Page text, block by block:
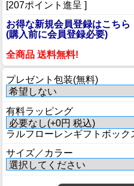
[207ポイント進呈 ]
お得な新規会員登録はこちら
(購入前に会員登録必要)
全商品 送料無料!
プレゼント包装(無料)
有料ラッピング
ラルフローレンギフトボック
サイズ／カラー